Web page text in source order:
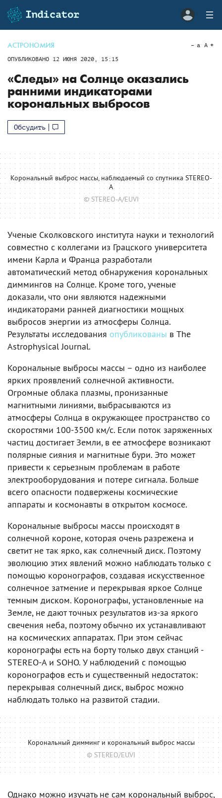
АСТРОНОМИЯ
ОПУБЛИКОВАНО 12 ИЮНЯ 2020, 15:15
a A
«Следы» на Солнце оказались
ранними индикаторами
корональных выбросов
Обсудить
Корональный выброс массы, наблюдаемый со спутника STEREO-
A
© STEREO-A/EUVI
Ученые Сколковского института науки и технологий
совместно с коллегами из Грацского университета
имени Карла и Франца разработали
автоматический метод обнаружения корональных
диммингов на Солнце. Кроме того, ученые
доказали, что они являются надежными
индикаторами ранней диагностики мощных
выбросов энергии из атмосферы Солнца.
Результаты исследования опубликованы в The
Astrophysical Journal.
Корональные выбросы массы – одно из наиболее
ярких проявлений солнечной активности.
Огромные облака плазмы, пронизанные
магнитными линиями, выбрасываются из
атмосферы Солнца в окружающее пространство со
скоростями 100-3500 км/с. Если поток заряженных
частиц достигает Земли, в ее атмосфере возникают
полярные сияния и магнитные бури. Это может
привести к серьезным проблемам в работе
электрооборудования и потере сигнала. Больше
всего опасности подвержены космические
аппараты и космонавты в открытом космосе.
Корональные выбросы массы происходят в
солнечной короне, которая очень разрежена и
светит не так ярко, как солнечный диск. Поэтому
эволюцию этих явлений можно наблюдать только с
помощью коронографов, создавая искусственное
солнечное затмение и перекрывая яркое Солнце
темным диском. Коронографы, установленные на
Земле, не дают точных результатов из-за яркого
свечения неба, поэтому обычно их устанавливают
на космических аппаратах. При этом сейчас
коронографы есть на борту только двух станций -
STEREO-A и SOHO. У наблюдений с помощью
коронографов есть и существенный недостаток:
перекрывая солнечный диск, выброс можно
наблюдать только на развитой стадии.
Корональный димминг и корональный выброс массы
© STEREO/EUVI
Однако можно изучать не сам корональный выброс,